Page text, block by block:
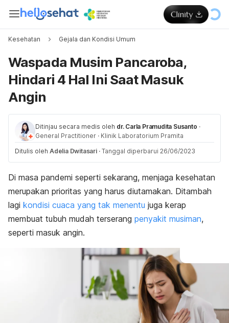
Kesehatan Gejala dan Kondisi Umum
Waspada Musim Pancaroba,
Hindari 4 Hal Ini Saat Masuk
Angin
Ditinjau secara medis oleh dr. Carla Pramudita Susanto ·
General Practitioner · Klinik Laboratorium Pramita
Ditulis oleh Adelia Dwitasari · Tanggal diperbarui 26/06/2023
Di masa pandemi seperti sekarang, menjaga kesehatan
merupakan prioritas yang harus diutamakan. Ditambah
lagi kondisi cuaca yang tak menentu juga kerap
membuat tubuh mudah terserang penyakit musiman,
seperti masuk angin.